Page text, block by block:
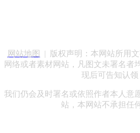
网站地图
| 版权声明：本网站所用
网络或者素材网站，凡图文未署名者
现后可告知认领
我们仍会及时署名或依照作者本人意
站，本网站不承担任